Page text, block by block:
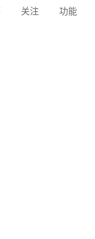
关注 功能